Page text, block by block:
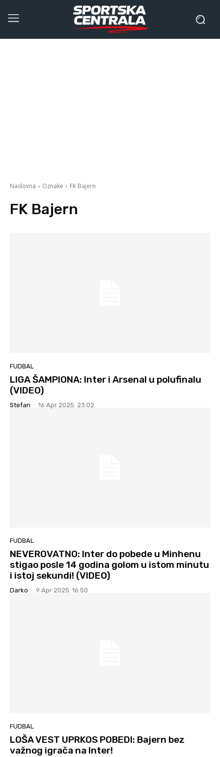
Naslovna Oznake FK Bajern
FK Bajern
FUDBAL
LIGA ŠAMPIONA: Inter i Arsenal u polufinalu
(VIDEO)
Stefan - 16 Apr 2025. 23:02
FUDBAL
NEVEROVATNO: Inter do pobede u Minhenu
stigao posle 14 godina golom u istom minutu
i istoj sekundi! (VIDEO)
Darko - 9 Apr 2025. 16:50
FUDBAL
LOŠA VEST UPRKOS POBEDI: Bajern bez
važnog igrača na Inter!